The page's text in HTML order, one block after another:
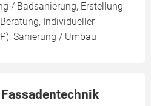
/ Badsanierung, Erstellung
Individueller
Sanierung / Umbau